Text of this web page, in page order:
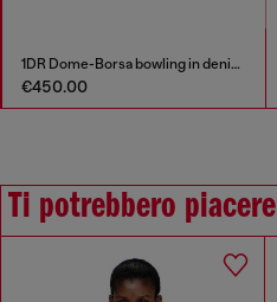
1DR Dome-Borsa bowling in denim washed
€450.00
Ti potrebbero piacere